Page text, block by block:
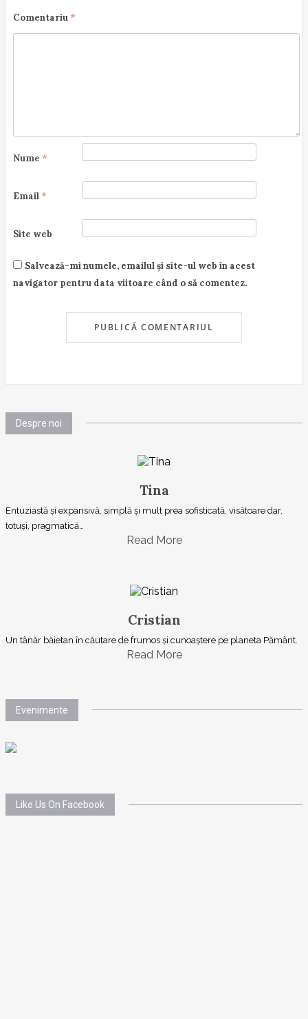
Comentariu *
Nume *
Email *
Site web
Salvează-mi numele, emailul și site-ul web în acest
navigator pentru data viitoare când o să comentez.
Despre noi
Tina
Entuziastă şi expansivă, simplă şi mult prea sofisticată, visătoare dar,
totuşi, pragmatică…
Read More
Cristian
Un tânăr băietan în căutare de frumos și cunoaștere pe planeta Pământ.
Read More
Evenimente
Like Us On Facebook